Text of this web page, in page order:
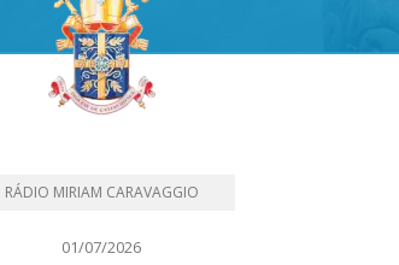
RÁDIO MIRIAM CARAVAGGIO
01/07/2026